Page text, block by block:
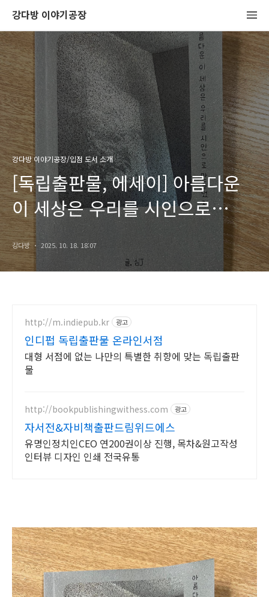
강다방 이야기공장
강다방 이야기공장/입점 도서 소개
[독립출판물, 에세이] 아름다운
이 세상은 우리를 시인으로
만들었지, 심J
강다방 2025. 10. 18. 18:07
http://m.indiepub.kr 광고
인디펍 독립출판물 온라인서점
대형 서점에 없는 나만의 특별한 취향에 맞는 독립출판
물
http://bookpublishingwithess.com 광고
자서전&자비책출판드림위드에스
유명인정치인CEO 연200권이상 진행, 목차&원고작성
인터뷰 디자인 인쇄 전국유통